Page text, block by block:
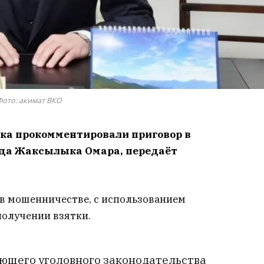
акимат ВКО
прокомментировали приговор в
Жаксылыка Омара, передаёт
с использованием
взятки.
уголовного законодательства